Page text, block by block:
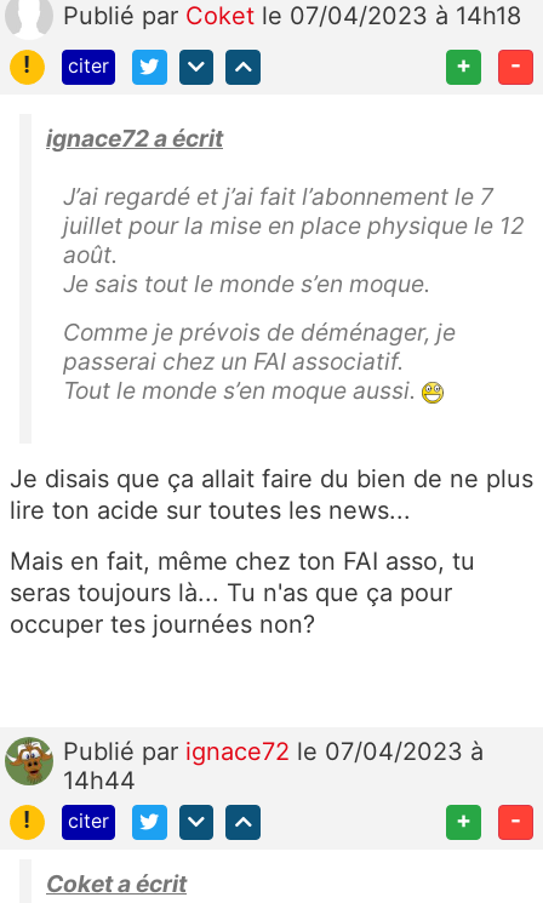
Publié par Coket le 07/04/2023 à 14h18
!
citer + -
ignace72 a écrit
J’ai regardé et j’ai fait l’abonnement le 7
juillet pour la mise en place physique le 12
août.
Je sais tout le monde s’en moque.
Comme je prévois de déménager, je
passerai chez un FAI associatif.
Tout le monde s’en moque aussi.
Je disais que ça allait faire du bien de ne plus
lire ton acide sur toutes les news...
Mais en fait, même chez ton FAI asso, tu
seras toujours là... Tu n'as que ça pour
occuper tes journées non?
Publié par ignace72 le 07/04/2023 à
14h44
!
citer + -
Coket a écrit